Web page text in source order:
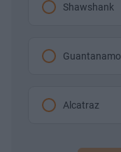
Shawshank
Guantanamo
Alcatraz